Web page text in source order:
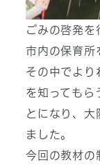
ごみの啓発を
市内の保育所
その中でより
を知ってもら
とになり、大
ました。
今回の教材の